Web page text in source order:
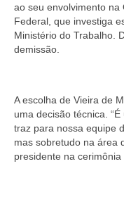
ao seu envolvimento na
Federal, que investiga
Ministério do Trabalho.
demissão.
A escolha de Vieira de
uma decisão técnica.
traz para nossa equipe
mas sobretudo na área
presidente na cerimônia